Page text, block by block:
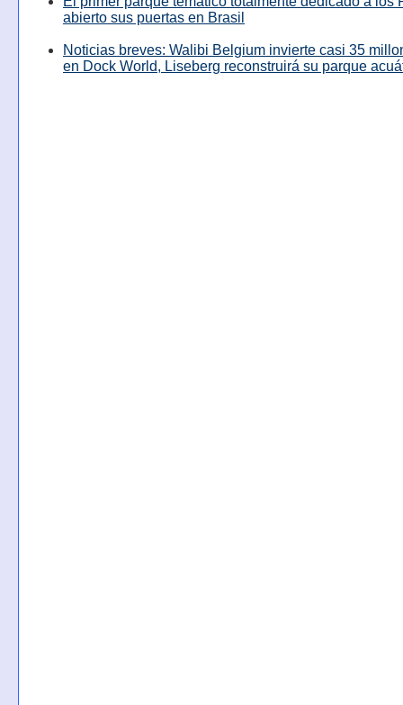
abierto sus puertas en Brasil
Noticias breves: Walibi Belgium invierte casi 35
en Dock World, Liseberg reconstruirá su parque